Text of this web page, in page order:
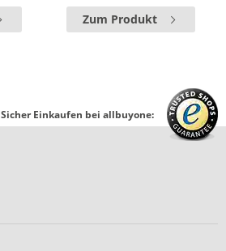
Zum Produkt
Sicher Einkaufen bei allbuyone: